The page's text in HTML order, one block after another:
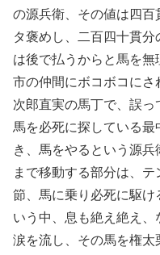
の源兵衛、その値は四
タ褒めし、二百四十貫
は後で払うからと馬を
市の仲間にボコボコに
次郎直実の馬丁で、誤
馬を必死に探している
き、馬をやるという源
まで移動する部分は、
節、馬に乗り必死に駆け
いう中、息も絶え絶え
涙を流し、その馬を権太